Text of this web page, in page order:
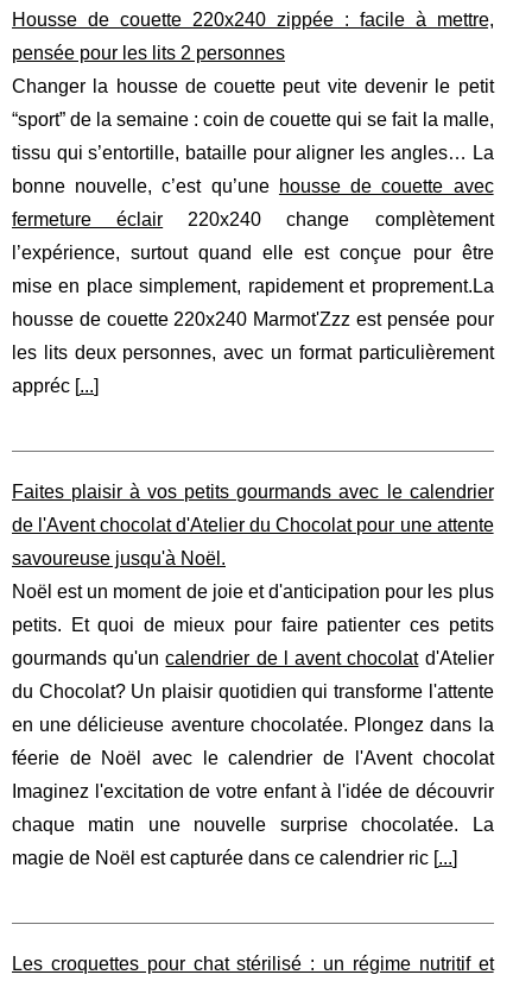
Housse de couette 220x240 zippée : facile à mettre,
pensée pour les lits 2 personnes
Changer la housse de couette peut vite devenir le petit
“sport” de la semaine : coin de couette qui se fait la malle,
tissu qui s’entortille, bataille pour aligner les angles… La
bonne nouvelle, c’est qu’une housse de couette avec
fermeture éclair 220x240 change complètement
l’expérience, surtout quand elle est conçue pour être
mise en place simplement, rapidement et proprement.La
housse de couette 220x240 Marmot'Zzz est pensée pour
les lits deux personnes, avec un format particulièrement
appréc [...]
Faites plaisir à vos petits gourmands avec le calendrier
de l'Avent chocolat d'Atelier du Chocolat pour une attente
savoureuse jusqu'à Noël.
Noël est un moment de joie et d'anticipation pour les plus
petits. Et quoi de mieux pour faire patienter ces petits
gourmands qu'uncalendrier de l avent chocolatd'Atelier
du Chocolat? Un plaisir quotidien qui transforme l'attente
en une délicieuse aventure chocolatée. Plongez dans la
féerie de Noël avec le calendrier de l'Avent chocolat
Imaginez l'excitation de votre enfant à l'idée de découvrir
chaque matin une nouvelle surprise chocolatée. La
magie de Noël est capturée dans ce calendrier ric [...]
Les croquettes pour chat stérilisé : un régime nutritif et